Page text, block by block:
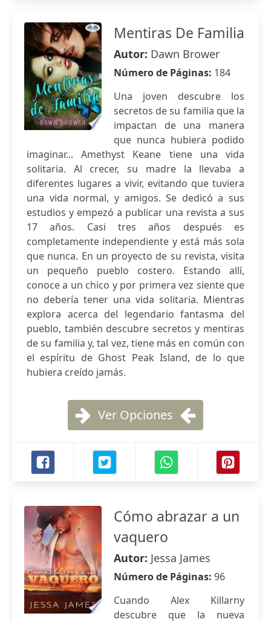
Mentiras De Familia
Autor: Dawn Brower
Número de Páginas: 184
Una joven descubre los
secretos de su familia que la
impactan de una manera
que nunca hubiera podido
imaginar... Amethyst Keane tiene una vida
solitaria. Al crecer, su madre la llevaba a
diferentes lugares a vivir, evitando que tuviera
una vida normal, y amigos. Se dedicó a sus
estudios y empezó a publicar una revista a sus
17 años. Casi tres años después es
completamente independiente y está más sola
que nunca. En un proyecto de su revista, visita
un pequeño pueblo costero. Estando allí,
conoce a un chico y por primera vez siente que
no debería tener una vida solitaria. Mientras
explora acerca del legendario fantasma del
pueblo, también descubre secretos y mentiras
de su familia y, tal vez, tiene más en común con
el espíritu de Ghost Peak Island, de lo que
hubiera creído jamás.
Ver Opciones
Cómo abrazar a un
vaquero
Autor: Jessa James
Número de Páginas: 96
Cuando Alex Killarny
descubre que la nueva